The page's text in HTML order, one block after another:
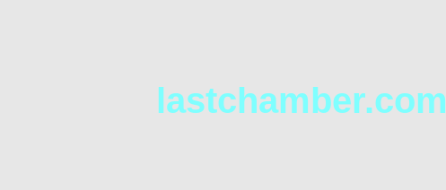
lastchamber.com